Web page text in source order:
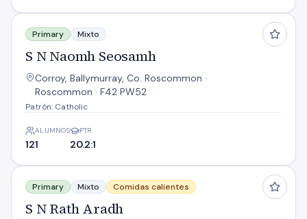
S N Naomh Seosamh
Primary Mixto
S N Naomh Seosamh
Corroy, Ballymurray, Co. Roscommon ·
Roscommon · F42 PW52
Patrón: Catholic
ALUMNOS
121
PTR
20.2:1
S N Rath Aradh
Primary Mixto Comidas calientes
S N Rath Aradh